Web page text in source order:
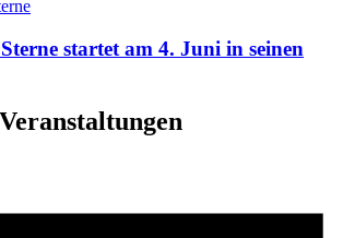
startet am 4. Juni in seinen